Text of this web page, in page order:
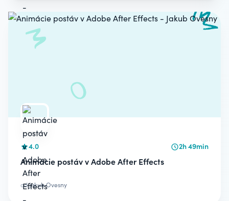
4.0 2h 49min
Animácie postáv v Adobe After Effects
odJakub Ovesny